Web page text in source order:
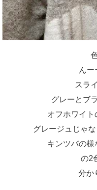
んー
スラ
グレーとブ
オフホワイ
グレージュじゃ
キンツバの様
の2
分か